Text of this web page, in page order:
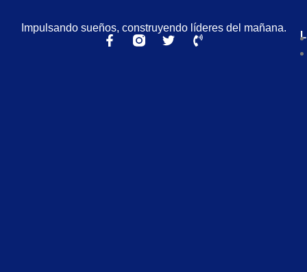
Impulsando sueños, construyendo líderes del mañana.